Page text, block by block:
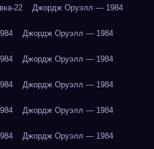
22 Джордж Оруэлл — 1984
Джордж Оруэлл — 1984
Джордж Оруэлл — 1984
Джордж Оруэлл — 1984
Джордж Оруэлл — 1984
Джордж Оруэлл — 1984